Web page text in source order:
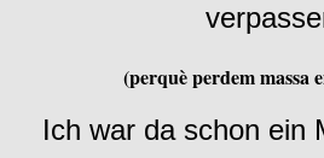
(perquè perdem massa
Ich war da schon ein